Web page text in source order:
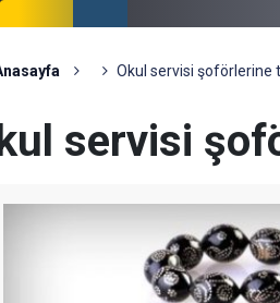
Okul servisi şoförlerine
servisi